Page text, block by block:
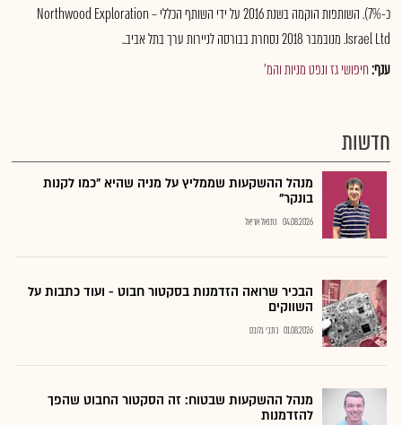
כ-7%). השותפות הוקמה בשנת 2016 על ידי השותף הכללי – Northwood Exploration
Israel Ltd. מנובמבר 2018 נסחרת בבורסה לניירות ערך בתל אביב..
ענף:חיפושי גז ונפט מניות והמ'
חדשות
מנהל ההשקעות שממליץ על מניה שהיא "כמו לקנות
בונקר"
04.08.2026 נתנאל אריאל
הבכיר שרואה הזדמנות בסקטור חבוט - ועוד כתבות על
השווקים
01.08.2026 כתבי גלובס
מנהל ההשקעות שבטוח: זה הסקטור החבוט שהפך
להזדמנות